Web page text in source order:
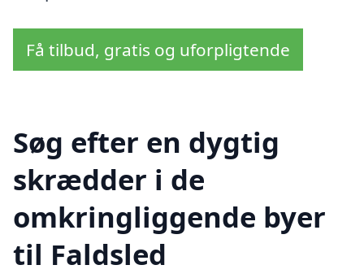
Få tilbud, gratis og uforpligtende
Søg efter en dygtig
skrædder i de
omkringliggende byer
til Faldsled